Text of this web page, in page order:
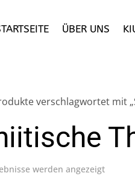
ÜBER UNS
verschlagwortet mit
werden angezeigt